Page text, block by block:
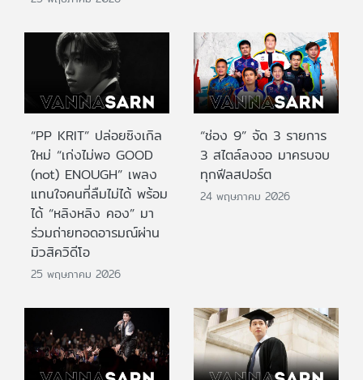
“PP KRIT” ปล่อยซิงเกิล
ใหม่ “เก่งไม่พอ GOOD
(not) ENOUGH” เพลง
แทนใจคนที่ลืมไม่ได้ พร้อม
ได้ “หลิงหลิง คอง” มา
ร่วมถ่ายทอดอารมณ์ผ่าน
มิวสิควิดีโอ
25 พฤษภาคม 2026
“ช่อง 9” จัด 3 รายการ
3 สไตล์ลงจอ มาครบจบ
ทุกฟีลสปอร์ต
24 พฤษภาคม 2026